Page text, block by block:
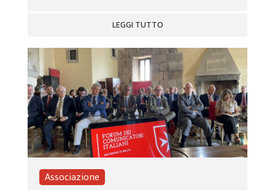
LEGGI TUTTO
Associazione